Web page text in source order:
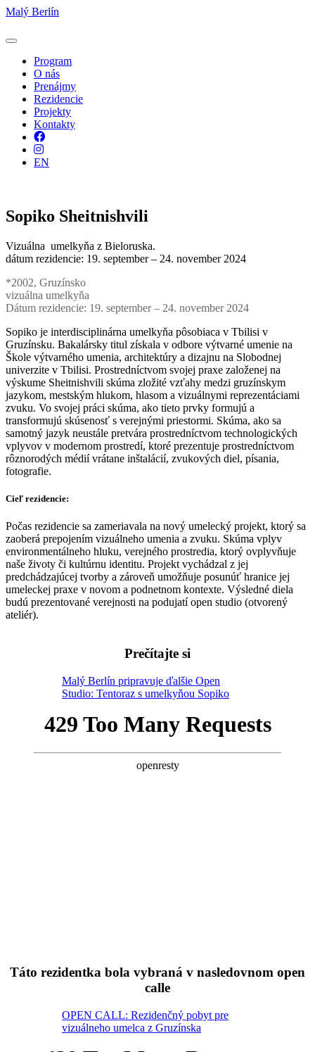
Malý Berlín
Program
O nás
Prenájmy
Rezidencie
Projekty
Kontakty
Facebook
Instagram
EN
Sopiko Sheitnishvili
Vizuálna umelkyňa z Bieloruska.
dátum rezidencie: 19. september – 24. november 2024
*2002, Gruzínsko
vizuálna umelkyňa
Dátum rezidencie: 19. september – 24. november 2024
Sopiko je interdisciplinárna umelkyňa pôsobiaca v Tbilisi v
Gruzínsku. Bakalársky titul získala v odbore výtvarné umenie na
Škole výtvarného umenia, architektúry a dizajnu na Slobodnej
univerzite v Tbilisi. Prostredníctvom svojej praxe založenej na
výskume Sheitnishvili skúma zložité vzťahy medzi gruzínskym
jazykom, mestským hlukom, hlasom a vizuálnymi reprezentáciami
zvuku. Vo svojej práci skúma, ako tieto prvky formujú a
transformujú skúsenosť s verejnými priestormi. Skúma, ako sa
samotný jazyk neustále pretvára prostredníctvom technologických
vplyvov v modernom prostredí, ktoré prezentuje prostredníctvom
rôznorodých médií vrátane inštalácií, zvukových diel, písania,
fotografie.
Cieľ rezidencie:
Počas rezidencie sa zameriavala na nový umelecký projekt, ktorý sa
zaoberá prepojením vizuálneho umenia a zvuku. Skúma vplyv
environmentálneho hluku, verejného prostredia, ktorý ovplyvňuje
naše životy či kultúrnu identitu. Projekt vychádzal z jej
predchádzajúcej tvorby a zároveň umožňuje posunúť hranice jej
umeleckej praxe v novom a podnetnom kontexte. Výsledné diela
budú prezentované verejnosti na podujatí open studio (otvorený
ateliér).
Prečítajte si
Malý Berlín pripravuje ďalšie Open
Studio: Tentoraz s umelkyňou Sopiko
Táto rezidentka bola vybraná v nasledovnom open
calle
OPEN CALL: Rezidenčný pobyt pre
vizuálneho umelca z Gruzínska